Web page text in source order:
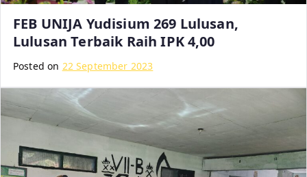
C
e
s
M
FEB UNIJA Yudisium 269 Lulusan,
Lulusan Terbaik Raih IPK 4,00
Posted on 22 September 2023